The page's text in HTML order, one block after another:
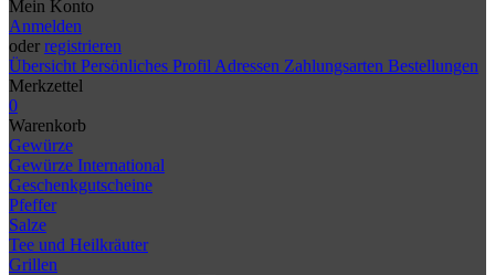
Mein Konto
Anmelden
oder registrieren
Übersicht Persönliches Profil Adressen Zahlungsarten Bestellungen
Merkzettel
0
Warenkorb
Gewürze
Gewürze International
Geschenkgutscheine
Pfeffer
Salze
Tee und Heilkräuter
Grillen